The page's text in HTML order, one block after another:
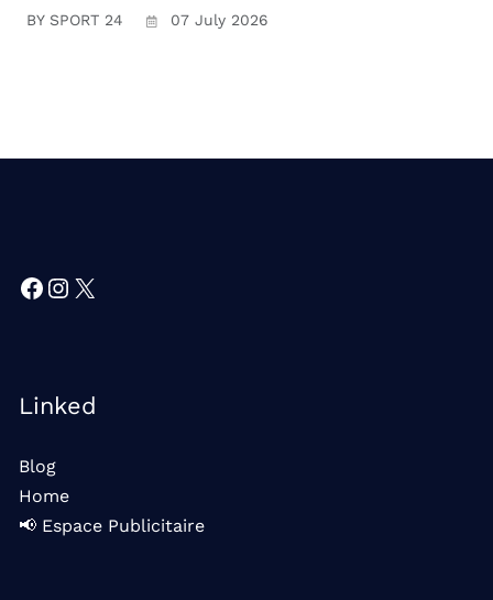
BY SPORT 24 07 July 2026
Facebook
Instagram
X
Linked
Blog
Home
📢 Espace Publicitaire